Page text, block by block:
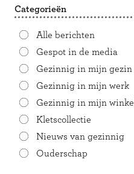
de
Categorieën
Alle berichten
Gespot in de media
Gezinnig in mijn gezin
Gezinnig in mijn werk
Gezinnig in mijn winkel
Kletscollectie
Nieuws van gezinnig
Ouderschap